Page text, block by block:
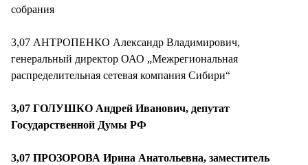
собрания
3,07 АНТРОПЕНКО Александр Владимирович,
генеральный директор ОАО „Межрегиональная
распределительная сетевая компания Сибири“
3,07 ГОЛУШКО Андрей Иванович, депутат
Государственной Думы РФ
3,07 ПРОЗОРОВА Ирина Анатольевна, заместитель